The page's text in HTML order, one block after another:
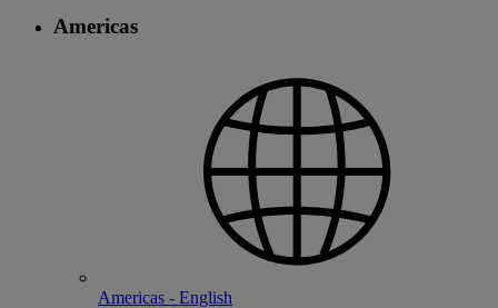
Americas
Americas - English